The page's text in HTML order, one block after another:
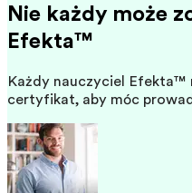
Nie każdy może
Efekta™
Każdy nauczyciel Efekta™
certyfikat, aby móc